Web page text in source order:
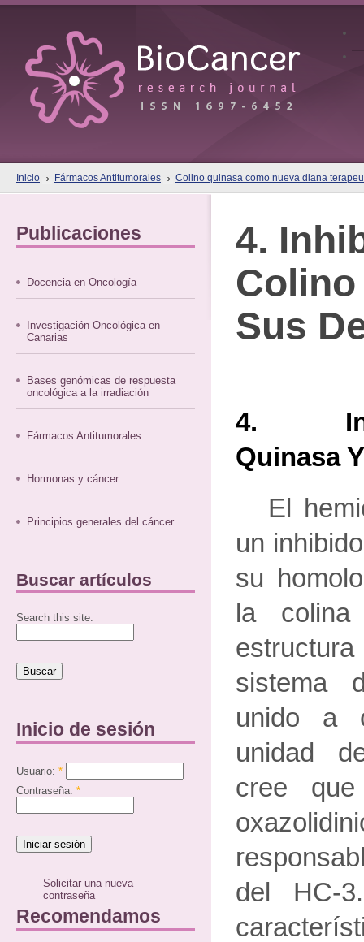
Inicio Fármacos Antitumorales Colino quinasa como nueva diana
Publicaciones
Docencia en Oncología
Investigación Oncológica en
Canarias
Bases genómicas de respuesta
oncológica a la irradiación
Fármacos Antitumorales
Hormonas y cáncer
Principios generales del cáncer
Buscar artículos
Search this site:
Inicio de sesión
Usuario: *
Contraseña: *
Solicitar una nueva
contraseña
Recomendamos
4.
Colino
Sus
4.
Quinasa
El
un
su
la
sistema
unido a
unidad
cree
del HC-